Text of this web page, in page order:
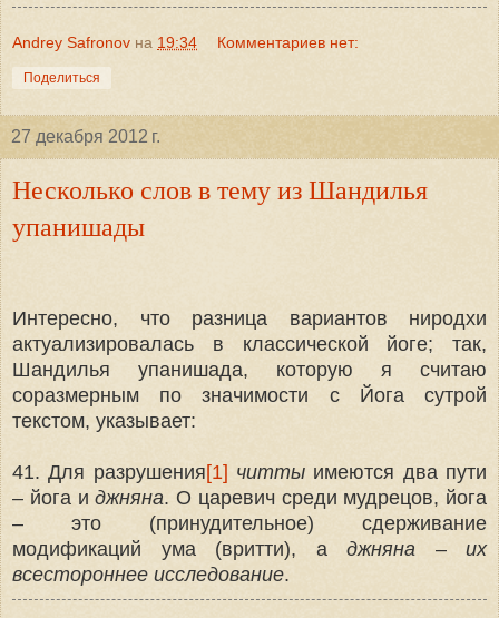
Andrey Safronov на 19:34 Комментариев нет:
Поделиться
27 декабря 2012 г.
Несколько слов в тему из Шандилья
упанишады
Интересно, что разница вариантов ниродхи
актуализировалась в классической йоге; так,
Шандилья упанишада, которую я считаю
соразмерным по значимости с Йога сутрой
текстом, указывает:
41. Для разрушения[1] читты имеются два пути
– йога иджняна. O царевич среди мудрецов, йога
– это (принудительное) сдерживание
модификаций ума (вритти), а джняна – их
всестороннее исследование.